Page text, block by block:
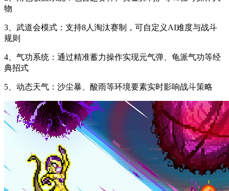
物
3、武道会模式：支持8人淘汰赛制，可自定义AI难度与战斗
规则
4、气功系统：通过精准蓄力操作实现元气弹、龟派气功等经
典招式
5、动态天气：沙尘暴、酸雨等环境要素实时影响战斗策略